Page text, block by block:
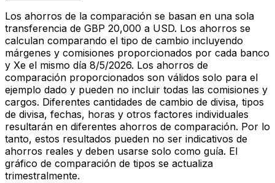
Los ahorros de la comparación se basan en una sola
transferencia de GBP 20,000 a USD. Los ahorros se
calculan comparando el tipo de cambio incluyendo
márgenes y comisiones proporcionados por cada banco
y Xe el mismo día 8/5/2026. Los ahorros de
comparación proporcionados son válidos solo para el
ejemplo dado y pueden no incluir todas las comisiones y
cargos. Diferentes cantidades de cambio de divisa, tipos
de divisa, fechas, horas y otros factores individuales
resultarán en diferentes ahorros de comparación. Por lo
tanto, estos resultados pueden no ser indicativos de
ahorros reales y deben usarse solo como guía. El
gráfico de comparación de tipos se actualiza
trimestralmente.